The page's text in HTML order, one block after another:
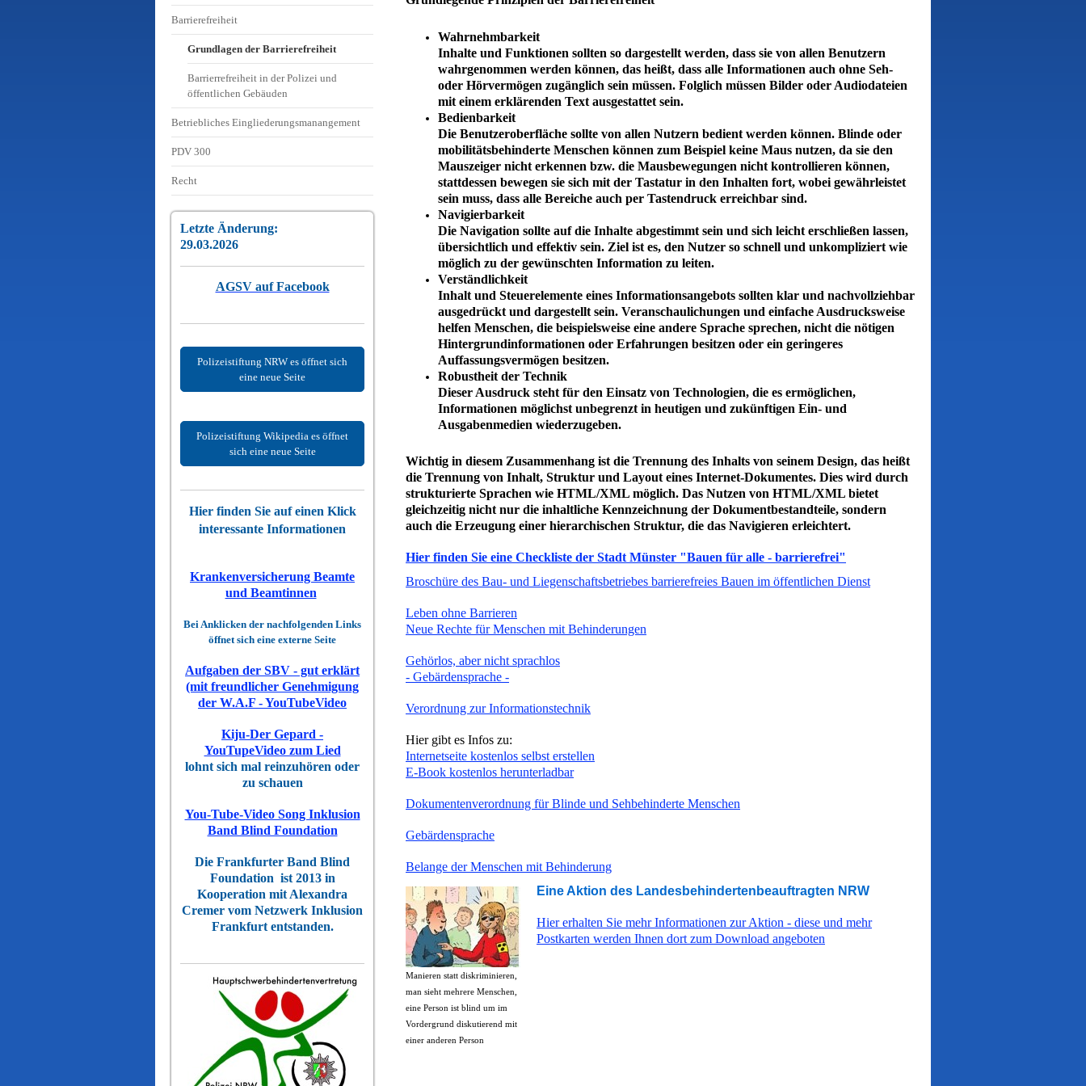
Barrierefreiheit
Grundlagen der Barrierefreiheit
Barrierrefreiheit in der Polizei und
öffentlichen Gebäuden
Betriebliches Eingliederungsmanangement
PDV 300
Recht
Letzte Änderung:
29.03.2026
AGSV auf Facebook
Polizeistiftung NRW es öffnet sich
eine neue Seite
Polizeistiftung Wikipedia es öffnet
sich eine neue Seite
Hier finden Sie auf einen Klick
interessante Informationen
Krankenversicherung Beamte
und Beamtinnen
Bei Anklicken der nachfolgenden Links
öffnet sich eine externe Seite
Aufgaben der SBV - gut erklärt
(mit freundlicher Genehmigung
der W.A.F - YouTubeVideo
Kiju-Der Gepard -
YouTupeVideo zum Lied
lohnt sich mal reinzuhören oder
zu schauen
You-Tube-Video Song Inklusion
Band Blind Foundation
Die Frankfurter Band Blind
Foundation ist 2013 in
Kooperation mit Alexandra
Cremer vom Netzwerk Inklusion
Frankfurt entstanden.
Wahrnehmbarkeit
Inhalte und Funktionen sollten so dargestellt werden, dass sie von allen Benutzern
wahrgenommen werden können, das heißt, dass alle Informationen auch ohne Seh-
oder Hörvermögen zugänglich sein müssen. Folglich müssen Bilder oder Audiodateien
mit einem erklärenden Text ausgestattet sein.
Bedienbarkeit
Die Benutzeroberfläche sollte von allen Nutzern bedient werden können. Blinde oder
mobilitätsbehinderte Menschen können zum Beispiel keine Maus nutzen, da sie den
Mauszeiger nicht erkennen bzw. die Mausbewegungen nicht kontrollieren können,
stattdessen bewegen sie sich mit der Tastatur in den Inhalten fort, wobei gewährleistet
sein muss, dass alle Bereiche auch per Tastendruck erreichbar sind.
Navigierbarkeit
Die Navigation sollte auf die Inhalte abgestimmt sein und sich leicht erschließen lassen,
übersichtlich und effektiv sein. Ziel ist es, den Nutzer so schnell und unkompliziert wie
möglich zu der gewünschten Information zu leiten.
Verständlichkeit
Inhalt und Steuerelemente eines Informationsangebots sollten klar und nachvollziehbar
ausgedrückt und dargestellt sein. Veranschaulichungen und einfache Ausdrucksweise
helfen Menschen, die beispielsweise eine andere Sprache sprechen, nicht die nötigen
Hintergrundinformationen oder Erfahrungen besitzen oder ein geringeres
Auffassungsvermögen besitzen.
Robustheit der Technik
Dieser Ausdruck steht für den Einsatz von Technologien, die es ermöglichen,
Informationen möglichst unbegrenzt in heutigen und zukünftigen Ein- und
Ausgabenmedien wiederzugeben.
Wichtig in diesem Zusammenhang ist die Trennung des Inhalts von seinem Design, das heißt
die Trennung von Inhalt, Struktur und Layout eines Internet-Dokumentes. Dies wird durch
strukturierte Sprachen wie HTML/XML möglich. Das Nutzen von HTML/XML bietet
gleichzeitig nicht nur die inhaltliche Kennzeichnung der Dokumentbestandteile, sondern
auch die Erzeugung einer hierarchischen Struktur, die das Navigieren erleichtert.
Hier finden Sie eine Checkliste der Stadt Münster "Bauen für alle - barrierefrei"
Broschüre des Bau- und Liegenschaftsbetriebes barrierefreies Bauen im öffentlichen Dienst
Leben ohne Barrieren
Neue Rechte für Menschen mit Behinderungen
Gehörlos, aber nicht sprachlos
- Gebärdensprache -
Verordnung zur Informationstechnik
Hier gibt es Infos zu:
Internetseite kostenlos selbst erstellen
E-Book kostenlos herunterladbar
Dokumentenverordnung für Blinde und Sehbehinderte Menschen
Gebärdensprache
Belange der Menschen mit Behinderung
Manieren statt diskriminieren,
man sieht mehrere Menschen,
eine Person ist blind um im
Vordergrund diskutierend mit
einer anderen Person
Eine Aktion des Landesbehindertenbeauftragten NRW
Hier erhalten Sie mehr Informationen zur Aktion - diese und mehr
Postkarten werden Ihnen dort zum Download angeboten